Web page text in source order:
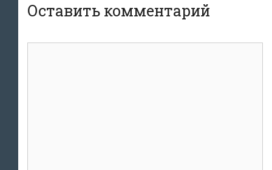
Оставить комментарий